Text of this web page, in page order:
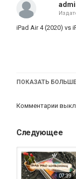
iPad Air 4 (2020) vs
#iPadAir2020
Follow Me On
https://
ПОКАЗАТЬ БОЛЬШЕ
Комментарии
Следующее
07:39